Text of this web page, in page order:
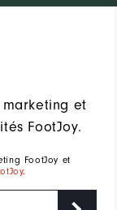
et
FootJoy.
FootJoy et
.